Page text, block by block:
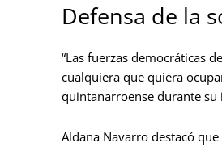
Defensa de la
“Las fuerzas democráticas
cualquiera que quiera
quintanarroense durante
Aldana Navarro destacó